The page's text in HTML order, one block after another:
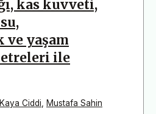
kas kuvveti,
yaşam
ile
Ciddi Mustafa Sahin